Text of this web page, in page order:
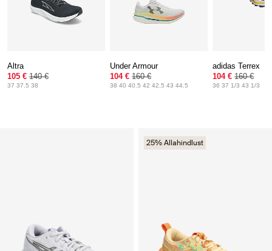
25% Allahindlust
Altra
105 € 140 €
37 37.5 38
Under Armour
104 € 160 €
38 40 40.5 42 42.5 43 44.5
adidas Terrex
104 € 160 €
36 37 1/3 43 1/3